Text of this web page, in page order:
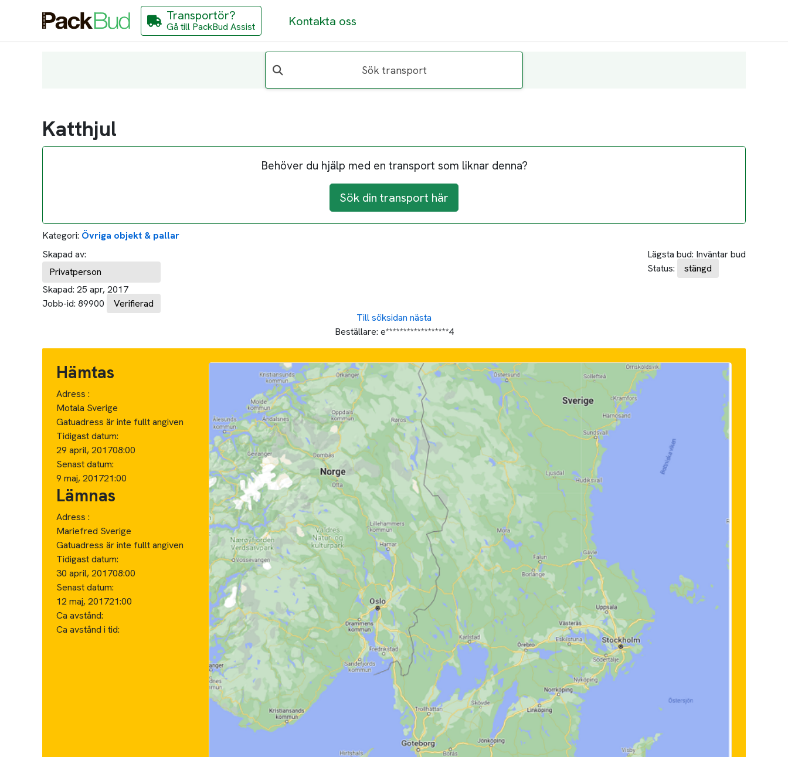
Transportör?
Gå till PackBud Assist Kontakta oss
Sök transport
Katthjul
Behöver du hjälp med en transport som liknar denna?
Sök din transport här
Kategori: Övriga objekt & pallar
Skapad av:
Privatperson
Skapad: 25 apr, 2017
Jobb-id: 89900 Verifierad
Lägsta bud: Inväntar bud
Status:
stängd
Till söksidan nästa
Beställare: e******************4
Hämtas
Adress :
Motala Sverige
Gatuadress är inte fullt angiven
Tidigast datum:
29 april, 201708:00
Senast datum:
9 maj, 201721:00
Lämnas
Adress :
Mariefred Sverige
Gatuadress är inte fullt angiven
Tidigast datum:
30 april, 201708:00
Senast datum:
12 maj, 201721:00
Ca avstånd:
Ca avstånd i tid: